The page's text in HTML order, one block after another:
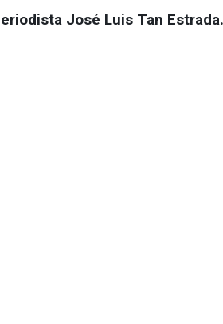
José Luis Tan Estrada.